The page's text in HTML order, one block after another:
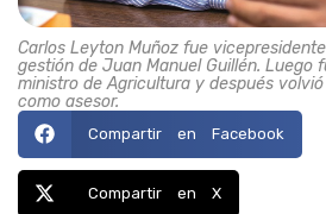
Carlos Leyton Muñoz fue
gestión de Juan Manuel Guillén. Luego
ministro de Agricultura y después
como asesor.
Compartir en Facebook
Compartir en X